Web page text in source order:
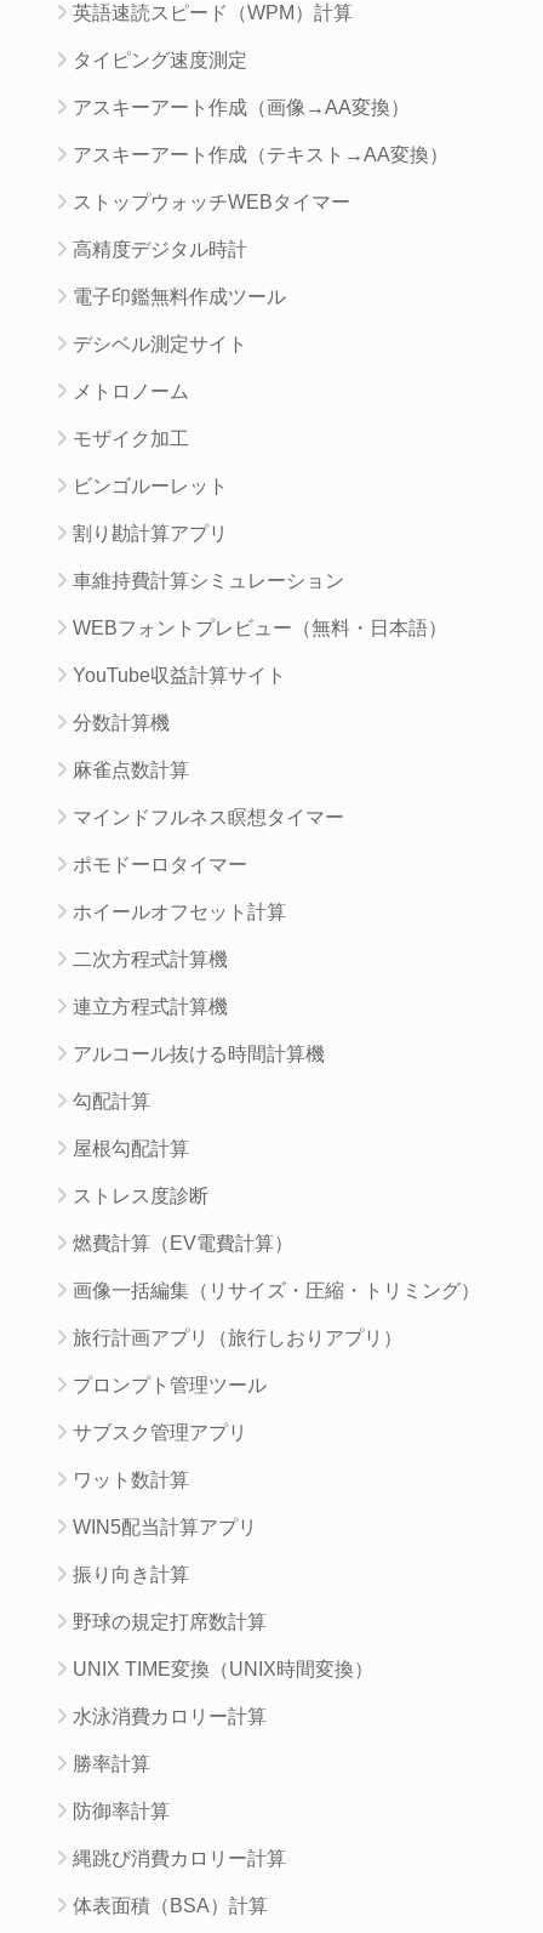
英語速読スピード（WPM）計算
タイピング速度測定
アスキーアート作成（画像→AA変換）
アスキーアート作成（テキスト→AA変換）
ストップウォッチWEBタイマー
高精度デジタル時計
電子印鑑無料作成ツール
デシベル測定サイト
メトロノーム
モザイク加工
ビンゴルーレット
割り勘計算アプリ
車維持費計算シミュレーション
WEBフォントプレビュー（無料・日本語）
YouTube収益計算サイト
分数計算機
麻雀点数計算
マインドフルネス瞑想タイマー
ポモドーロタイマー
ホイールオフセット計算
二次方程式計算機
連立方程式計算機
アルコール抜ける時間計算機
勾配計算
屋根勾配計算
ストレス度診断
燃費計算（EV電費計算）
画像一括編集（リサイズ・圧縮・トリミング）
旅行計画アプリ（旅行しおりアプリ）
プロンプト管理ツール
サブスク管理アプリ
ワット数計算
WIN5配当計算アプリ
振り向き計算
野球の規定打席数計算
UNIX TIME変換（UNIX時間変換）
水泳消費カロリー計算
勝率計算
防御率計算
縄跳び消費カロリー計算
体表面積（BSA）計算